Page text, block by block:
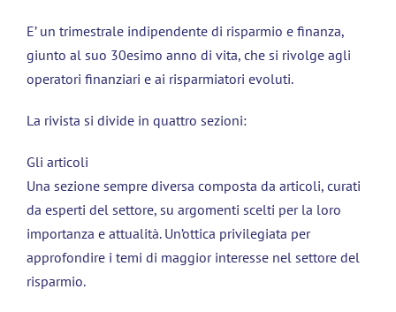
E’ un trimestrale indipendente di risparmio e finanza,
giunto al suo 30esimo anno di vita, che si rivolge agli
operatori finanziari e ai risparmiatori evoluti.
La rivista si divide in quattro sezioni:
Gli articoli
Una sezione sempre diversa composta da articoli, curati
da esperti del settore, su argomenti scelti per la loro
importanza e attualità. Un’ottica privilegiata per
approfondire i temi di maggior interesse nel settore del
risparmio.